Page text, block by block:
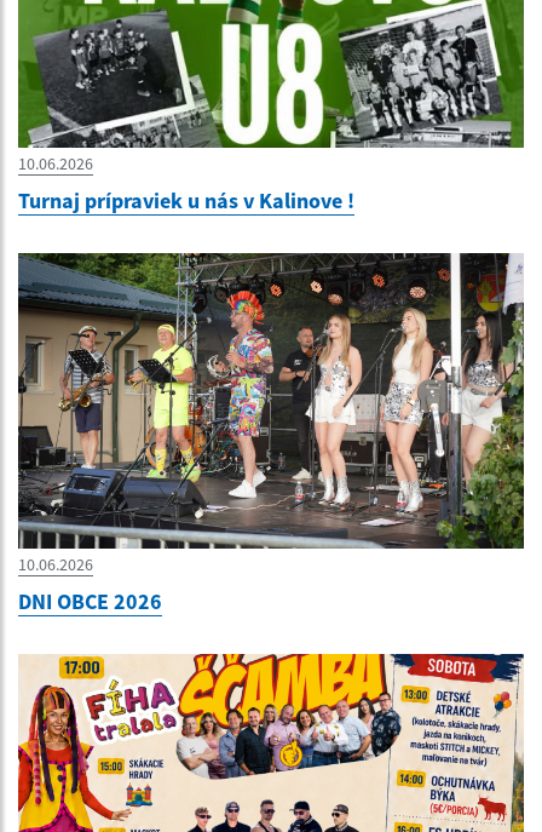
10.06.2026
Turnaj prípraviek u nás v Kalinove !
10.06.2026
DNI OBCE 2026